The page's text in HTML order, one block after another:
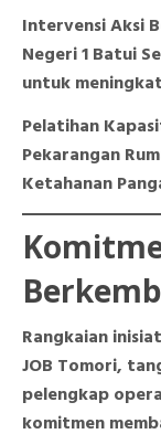
Intervensi Aksi
Negeri 1 Batui
untuk
Pelatihan
Pekarangan
Ketahanan
Rangkaian
JOB Tomori,
pelengkap
komitmen